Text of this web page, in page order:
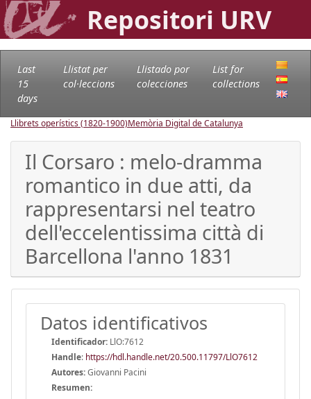
Repositori URV
Last
15
days
Llistat per
col·leccions
Llistado por
colecciones
List for
collections
Llibrets operístics (1820-1900)Memòria Digital de Catalunya
Il Corsaro : melo-dramma
romantico in due atti, da
rappresentarsi nel teatro
dell'eccelentissima città di
Barcellona l'anno 1831
Datos identificativos
Identificador: LlO:7612
Handle: https://hdl.handle.net/20.500.11797/LlO7612
Autores:Giovanni Pacini
Resumen: